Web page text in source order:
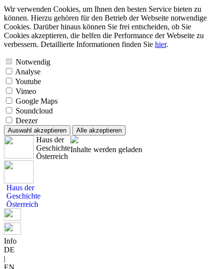
Wir verwenden Cookies, um Ihnen den besten Service bieten zu
können. Hierzu gehören für den Betrieb der Webseite notwendige
Cookies. Darüber hinaus können Sie frei entscheiden, ob Sie
Cookies akzeptieren, die helfen die Performance der Webseite zu
verbessern. Detaillierte Informationen finden Sie hier.
Notwendig
Analyse
Youtube
Vimeo
Google Maps
Soundcloud
Deezer
Auswahl akzeptieren Alle akzeptieren
Haus der
Geschichte
Österreich
Inhalte werden geladen
Haus der
Geschichte
Österreich
Info
DE
|
EN